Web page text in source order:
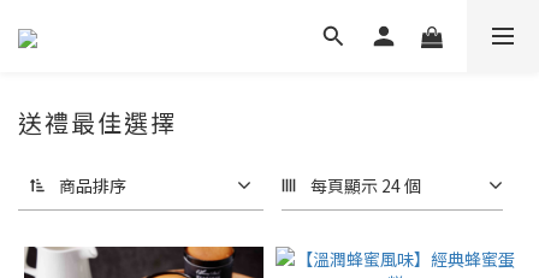
送禮最佳選擇
商品排序 每頁顯示 24 個